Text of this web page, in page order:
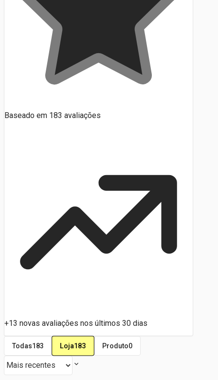
Baseado em 183 avaliações
+13 novas avaliações nos últimos 30 dias
Todas183 Loja183 Produto0